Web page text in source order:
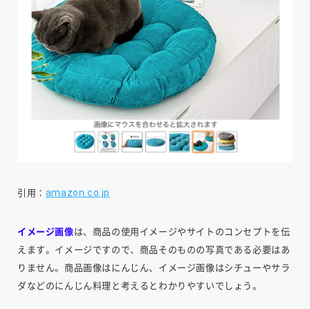
引用： amazon.co.jp
イメージ画像は、商品の使用イメージやサイトのコンセプトを伝
えます。イメージですので、商品そのものの写真である必要はあ
りません。商品画像はにんじん、イメージ画像はシチューやサラ
ダなどのにんじん料理と考えるとわかりやすいでしょう。